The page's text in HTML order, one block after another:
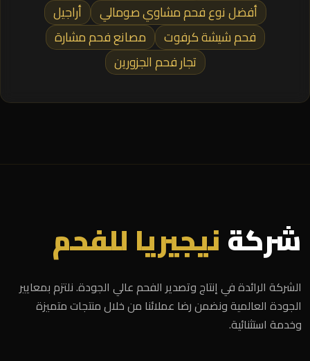
أفضل نوع فحم مشاوي صومالي
أراجيل
فحم شيشة كرفوت
مصانع فحم مشارة
تجار فحم الجزورين
شركةنيجيريا للفحم
الشركة الرائدة في إنتاج وتصدير الفحم عالي الجودة. نلتزم بمعايير
الجودة العالمية ونضمن رضا عملائنا من خلال منتجات متميزة
وخدمة استثنائية.